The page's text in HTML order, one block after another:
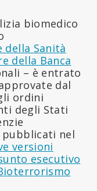
biomedico
della Sanità
della Banca
– è entrato
dal
ordini
degli Stati
nel
versioni
esecutivo